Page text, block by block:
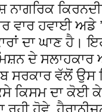
ਨਾਗਰਿਕ
ਵਾਰ ਹਵਾਈ ਅਡੇ
ਦਾ ਘਾਣ ਹੈ।
ਦੇ
ਸਰਕਾਰ ਵੱਲੋਂ ਉਸ
ਕਿਸਮ ਦਾ ਕੋਈ